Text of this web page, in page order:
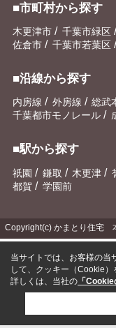
■市町村から探す
木更津市 / 千葉市緑区 /
佐倉市 / 千葉市若葉区 /
■沿線から探す
内房線 / 外房線 / 総武
千葉都市モノレール /
■駅から探す
祇園 / 鎌取 / 木更津 /
都賀 / 学園前
Copyright(c) かまとり住宅
当サイトでは、お客様の当
して、クッキー（Cookie）
詳しくは、当社の 「